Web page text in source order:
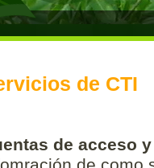
de CTI
de acceso